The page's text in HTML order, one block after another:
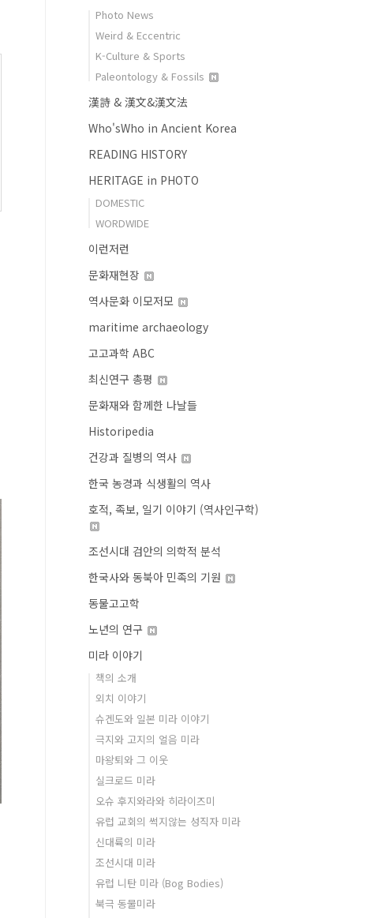
Photo News
Weird & Eccentric
K-Culture & Sports
Paleontology & Fossils
漢詩 & 漢文&漢文法
Who'sWho in Ancient Korea
READING HISTORY
HERITAGE in PHOTO
DOMESTIC
WORDWIDE
이런저런
문화재현장
역사문화 이모저모
maritime archaeology
고고과학 ABC
최신연구 총평
문화재와 함께한 나날들
Historipedia
건강과 질병의 역사
한국 농경과 식생활의 역사
호적, 족보, 일기 이야기 (역사인구학)
조선시대 검안의 의학적 분석
한국사와 동북아 민족의 기원
동물고고학
노년의 연구
미라 이야기
책의 소개
외치 이야기
슈겐도와 일본 미라 이야기
극지와 고지의 얼음 미라
마왕퇴와 그 이웃
실크로드 미라
오슈 후지와라와 히라이즈미
유럽 교회의 썩지않는 성직자 미라
신대륙의 미라
조선시대 미라
유럽 니탄 미라 (Bog Bodies)
북극 동물미라